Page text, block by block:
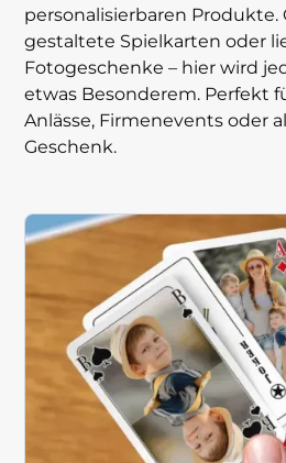
personalisierbaren Produkte.
gestaltete Spielkarten oder
Fotogeschenke – hier wird
etwas Besonderem. Perfekt
Anlässe, Firmenevents oder
Geschenk.